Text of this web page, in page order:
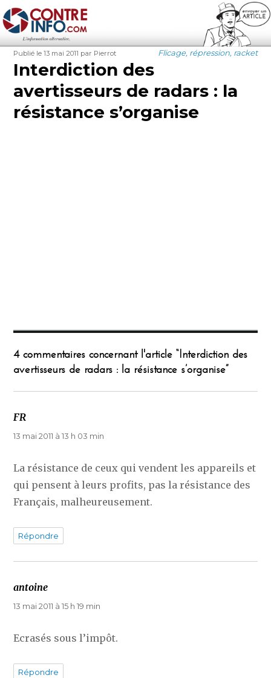
Contre-Info
Publié
le
Publié le 13 mai 2011 Auteur
par Pierrot Catégories
Flicage, répression, racket
Interdiction des
avertisseurs de radars : la
résistance s’organise
4 commentaires concernant l'article “Interdiction des
avertisseurs de radars : la résistance s’organise”
FR
13 mai 2011 à 13 h 03 min
La résistance de ceux qui vendent les appareils et
qui pensent à leurs profits, pas la résistance des
Français, malheureusement.
Répondre
antoine
13 mai 2011 à 15 h 19 min
Ecrasés sous l’impôt.
Répondre